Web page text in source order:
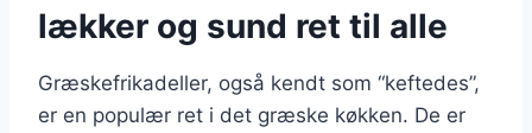
lækker og sund ret til alle
Græskefrikadeller, også kendt som “keftedes”,
er en populær ret i det græske køkken. De er